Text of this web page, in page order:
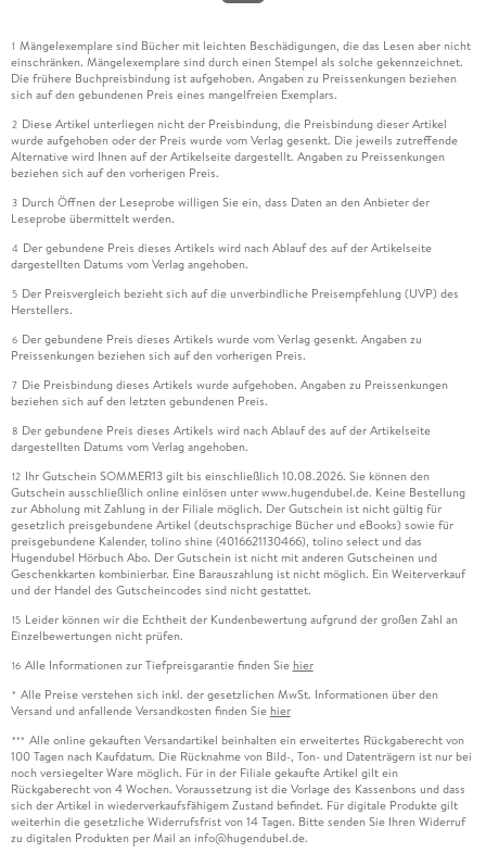
1 Mängelexemplare sind Bücher mit leichten Beschädigungen, die das Lesen aber nicht
einschränken. Mängelexemplare sind durch einen Stempel als solche gekennzeichnet.
Die frühere Buchpreisbindung ist aufgehoben. Angaben zu Preissenkungen beziehen
sich auf den gebundenen Preis eines mangelfreien Exemplars.
2 Diese Artikel unterliegen nicht der Preisbindung, die Preisbindung dieser Artikel
wurde aufgehoben oder der Preis wurde vom Verlag gesenkt. Die jeweils zutreffende
Alternative wird Ihnen auf der Artikelseite dargestellt. Angaben zu Preissenkungen
beziehen sich auf den vorherigen Preis.
3 Durch Öffnen der Leseprobe willigen Sie ein, dass Daten an den Anbieter der
Leseprobe übermittelt werden.
4 Der gebundene Preis dieses Artikels wird nach Ablauf des auf der Artikelseite
dargestellten Datums vom Verlag angehoben.
5 Der Preisvergleich bezieht sich auf die unverbindliche Preisempfehlung (UVP) des
Herstellers.
6 Der gebundene Preis dieses Artikels wurde vom Verlag gesenkt. Angaben zu
Preissenkungen beziehen sich auf den vorherigen Preis.
7 Die Preisbindung dieses Artikels wurde aufgehoben. Angaben zu Preissenkungen
beziehen sich auf den letzten gebundenen Preis.
8 Der gebundene Preis dieses Artikels wird nach Ablauf des auf der Artikelseite
dargestellten Datums vom Verlag angehoben.
12 Ihr Gutschein SOMMER13 gilt bis einschließlich 10.08.2026. Sie können den
Gutschein ausschließlich online einlösen unter www.hugendubel.de. Keine Bestellung
zur Abholung mit Zahlung in der Filiale möglich. Der Gutschein ist nicht gültig für
gesetzlich preisgebundene Artikel (deutschsprachige Bücher und eBooks) sowie für
preisgebundene Kalender, tolino shine (4016621130466), tolino select und das
Hugendubel Hörbuch Abo. Der Gutschein ist nicht mit anderen Gutscheinen und
Geschenkkarten kombinierbar. Eine Barauszahlung ist nicht möglich. Ein Weiterverkauf
und der Handel des Gutscheincodes sind nicht gestattet.
15 Leider können wir die Echtheit der Kundenbewertung aufgrund der großen Zahl an
Einzelbewertungen nicht prüfen.
16 Alle Informationen zur Tiefpreisgarantie finden Sie hier
* Alle Preise verstehen sich inkl. der gesetzlichen MwSt. Informationen über den
Versand und anfallende Versandkosten finden Sie hier
*** Alle online gekauften Versandartikel beinhalten ein erweitertes Rückgaberecht von
100 Tagen nach Kaufdatum. Die Rücknahme von Bild-, Ton- und Datenträgern ist nur bei
noch versiegelter Ware möglich. Für in der Filiale gekaufte Artikel gilt ein
Rückgaberecht von 4 Wochen. Voraussetzung ist die Vorlage des Kassenbons und dass
sich der Artikel in wiederverkaufsfähigem Zustand befindet. Für digitale Produkte gilt
weiterhin die gesetzliche Widerrufsfrist von 14 Tagen. Bitte senden Sie Ihren Widerruf
zu digitalen Produkten per Mail an info@hugendubel.de.